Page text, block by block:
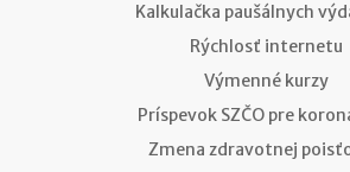
Kalkulačka paušálnych
Rýchlosť internetu
Výmenné kurzy
Príspevok SZČO pre
Zmena zdravotnej